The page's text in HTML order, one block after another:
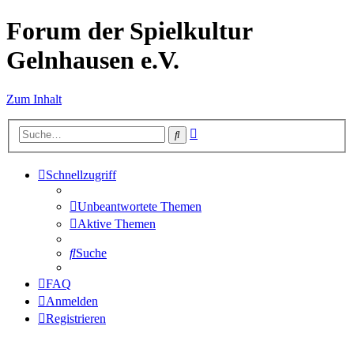
Forum der Spielkultur
Gelnhausen e.V.
Zum Inhalt
Suche
Schnellzugriff
Unbeantwortete Themen
Aktive Themen
Suche
FAQ
Anmelden
Registrieren